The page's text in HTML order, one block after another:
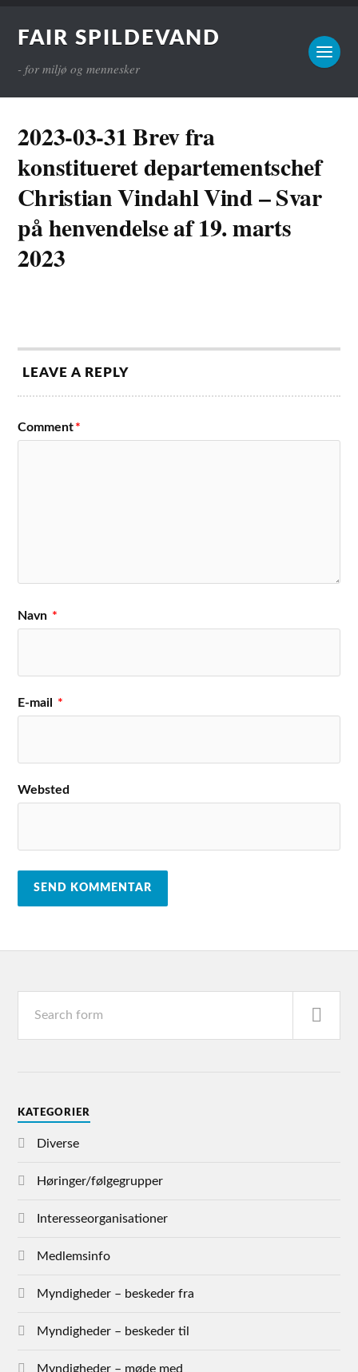
FAIR SPILDEVAND
- for miljø og mennesker
2023-03-31 Brev fra
konstitueret departementschef
Christian Vindahl Vind – Svar
på henvendelse af 19. marts
2023
LEAVE A REPLY
Comment*
Navn *
E-mail *
Websted
KATEGORIER
Diverse
Høringer/følgegrupper
Interesseorganisationer
Medlemsinfo
Myndigheder – beskeder fra
Myndigheder – beskeder til
Myndigheder – møde med